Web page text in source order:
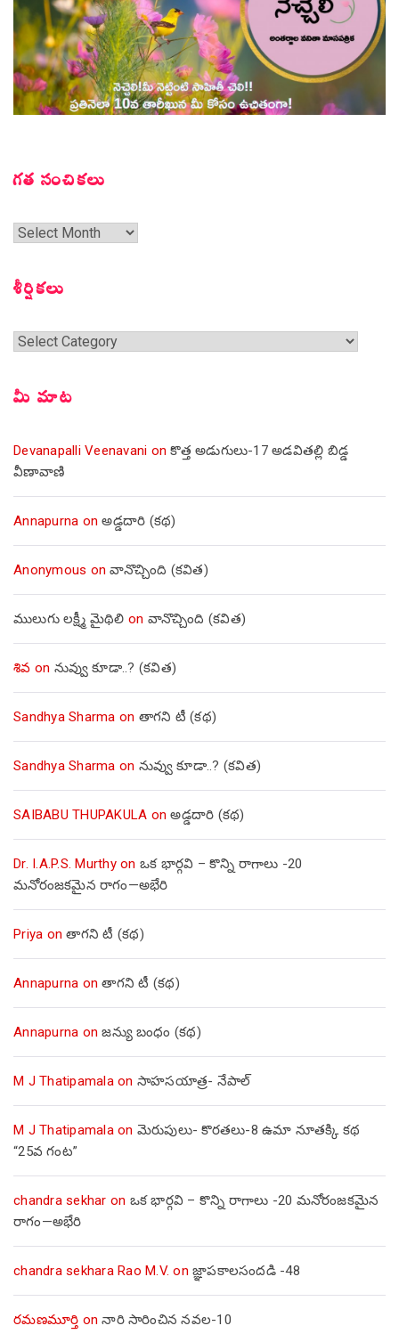
గత సంచికలు
గత
శీర్షికలు
శీర్షికలు
మీ మాట
Devanapalli Veenavani onకొత్త అడుగులు-17 అడవితల్లి బిడ్డ
వీణావాణి
Annapurna onఅడ్డదారి (కథ)
Anonymous onవానొచ్చింది (కవిత)
ములుగు లక్ష్మీ మైథిలి on వానొచ్చింది (కవిత)
శివ on నువ్వు కూడా..? (కవిత)
Sandhya Sharma on తాగని టీ (కథ)
Sandhya Sharma on నువ్వు కూడా..? (కవిత)
SAIBABU THUPAKULA onఅడ్డదారి (కథ)
Dr. I.A.P.S. Murthyon ఒక భార్గవి – కొన్ని రాగాలు -20
మనోరంజకమైన రాగం—అభేరి
Priya onతాగని టీ (కథ)
Annapurna onతాగని టీ (కథ)
Annapurna onజన్యు బంధం (కథ)
M J Thatipamalaon సాహసయాత్ర- నేపాల్‌
M J Thatipamalaon మెరుపులు- కొరతలు-8 ఉమా నూతక్కి కథ
“25వ గంట”
chandra sekhar on ఒక భార్గవి – కొన్ని రాగాలు -20 మనోరంజకమైన
రాగం—అభేరి
chandra sekhara Rao M.V. on జ్ఞాపకాలసందడి -48
రమణమూర్తి onనారి సారించిన నవల-10